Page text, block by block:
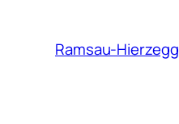
Ramsau-Hierzegg